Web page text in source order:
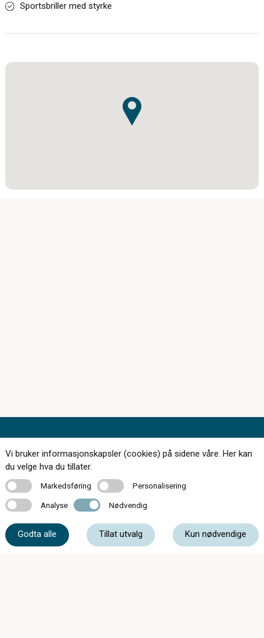
Sportsbriller med styrke
168 butikker over hele landet
Bestill synstest
Finn butikk
Tips og råd
Vi bruker informasjonskapsler (cookies) på sidene våre. Her kan
du velge hva du tillater.
MarkedsføringMarkedsføring PersonaliseringPersonalisering
Analyse Analyse Nødvendig Nødvendig
Godta alle Tillat utvalg Kun nødvendige